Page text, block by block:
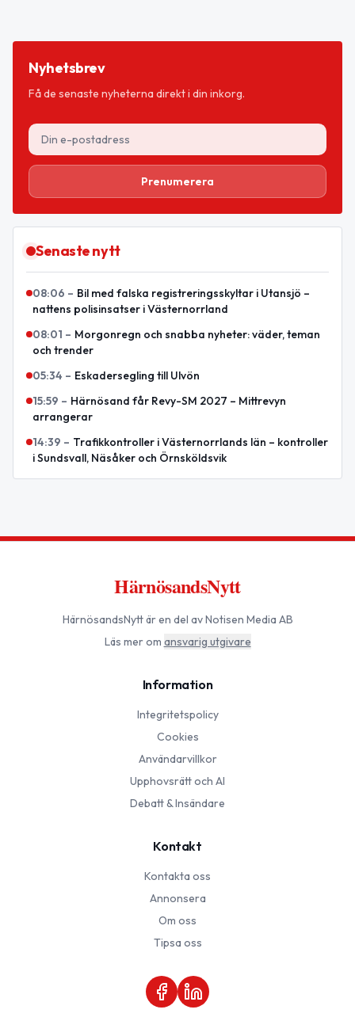
Nyhetsbrev
Få de senaste nyheterna direkt i din inkorg.
Prenumerera
Senaste nytt
08:06 – Bil med falska registreringsskyltar i Utansjö –
nattens polisinsatser i Västernorrland
08:01 – Morgonregn och snabba nyheter: väder, teman
och trender
05:34 – Eskadersegling till Ulvön
15:59 – Härnösand får Revy-SM 2027 – Mittrevyn
arrangerar
14:39 – Trafikkontroller i Västernorrlands län – kontroller
i Sundsvall, Näsåker och Örnsköldsvik
HärnösandsNytt
HärnösandsNyttär en del av Notisen Media AB
Läs mer om ansvarig utgivare
Information
Integritetspolicy
Cookies
Användarvillkor
Upphovsrätt och AI
Debatt & Insändare
Kontakt
Kontakta oss
Annonsera
Om oss
Tipsa oss